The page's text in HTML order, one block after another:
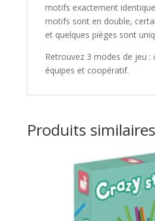
motifs exactement
motifs sont en double,
et quelques pièges sont
Retrouvez 3 modes de jeu :
équipes et coopératif.
Produits similaires